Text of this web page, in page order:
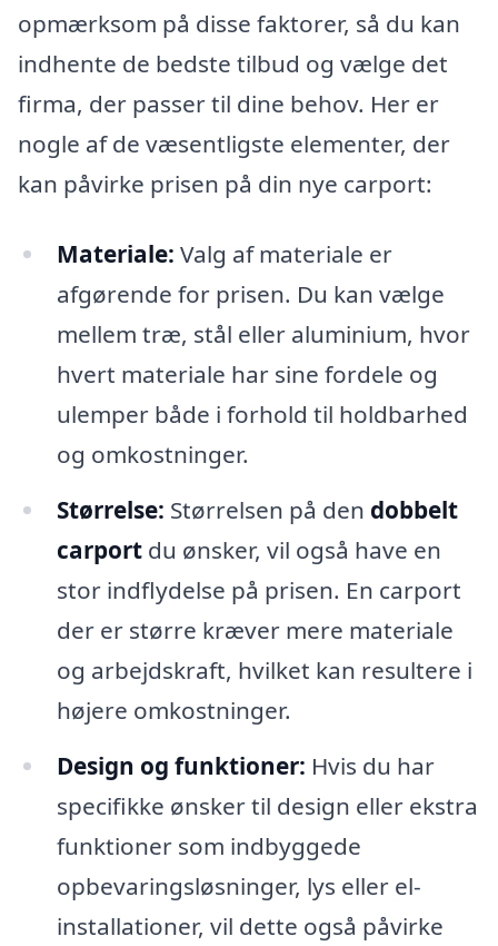
opmærksom på disse faktorer, så du kan
indhente de bedste tilbud og vælge det
firma, der passer til dine behov. Her er
nogle af de væsentligste elementer, der
kan påvirke prisen på din nye carport:
Materiale: Valg af materiale er
afgørende for prisen. Du kan vælge
mellem træ, stål eller aluminium, hvor
hvert materiale har sine fordele og
ulemper både i forhold til holdbarhed
og omkostninger.
Størrelse: Størrelsen på den dobbelt
carportdu ønsker, vil også have en
stor indflydelse på prisen. En carport
der er større kræver mere materiale
og arbejdskraft, hvilket kan resultere i
højere omkostninger.
Design og funktioner: Hvis du har
specifikke ønsker til design eller ekstra
funktioner som indbyggede
opbevaringsløsninger, lys eller el-
installationer, vil dette også påvirke